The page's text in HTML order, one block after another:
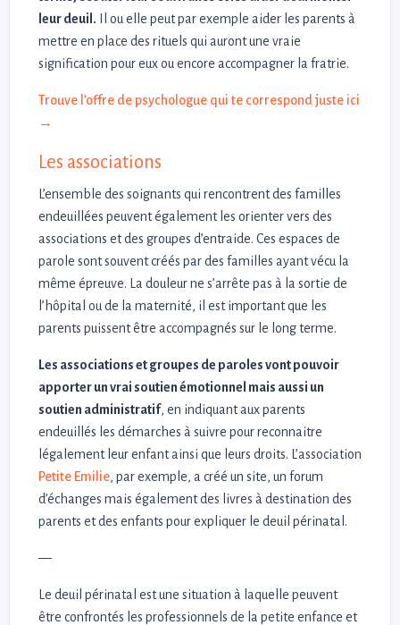
leur deuil. Il ou elle peut par exemple aider les parents à
mettre en place des rituels qui auront une vraie
signification pour eux ou encore accompagner la fratrie.
Trouve l’offre de psychologue qui te correspond juste ici
→
Les associations
L’ensemble des soignants qui rencontrent des familles
endeuillées peuvent également les orienter vers des
associations et des groupes d’entraide. Ces espaces de
parole sont souvent créés par des familles ayant vécu la
même épreuve. La douleur ne s’arrête pas à la sortie de
l’hôpital ou de la maternité, il est important que les
parents puissent être accompagnés sur le long terme.
Les associations et groupes de paroles vont pouvoir
apporter un vrai soutien émotionnel mais aussi un
soutien administratif, en indiquant aux parents
endeuillés les démarches à suivre pour reconnaitre
légalement leur enfant ainsi que leurs droits. L’association
Petite Emilie, par exemple, a créé un site, un forum
d’échanges mais également des livres à destination des
parents et des enfants pour expliquer le deuil périnatal.
—
Le deuil périnatal est une situation à laquelle peuvent
être confrontés les professionnels de la petite enfance et